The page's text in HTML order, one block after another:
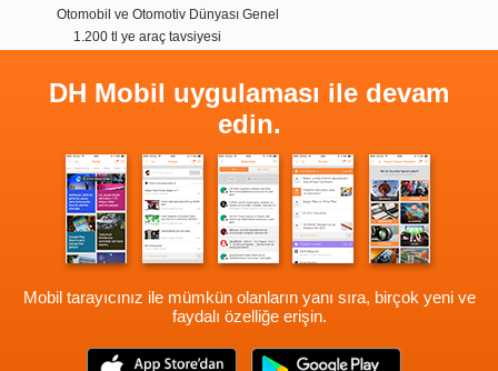
Otomobil ve Otomotiv Dünyası Genel
1.200 tl ye araç tavsiyesi
DH Mobil uygulaması ile devam
edin.
Mobil tarayıcınız ile mümkün olanların yanı sıra, birçok yeni ve
faydalı özelliğe erişin.